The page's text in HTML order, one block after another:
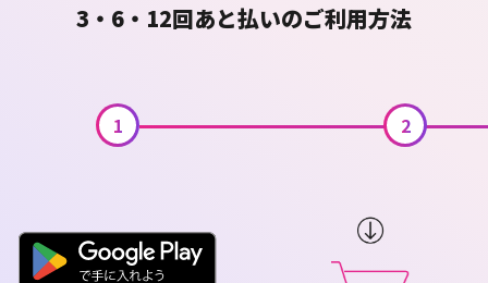
3・6・12回あと払いのご利用方法
1 2